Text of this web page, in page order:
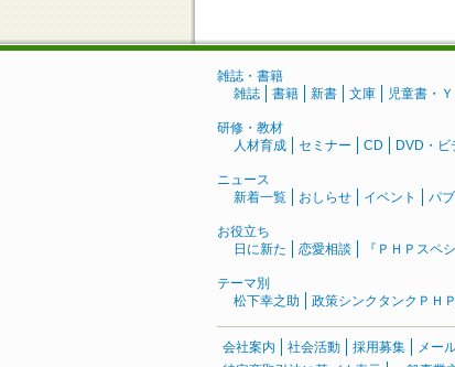
雑誌・書籍
雑誌
書籍 新書 文庫 児童書・Ｙ
研修・教材
人材育成
セミナー CD DVD・ビ
ニュース
新着一覧
おしらせ イベント パ
お役立ち
日に新た
恋愛相談 『ＰＨＰスペ
テーマ別
松下幸之助
政策シンクタンクＰＨ
会社案内 社会活動 採用募集 メー